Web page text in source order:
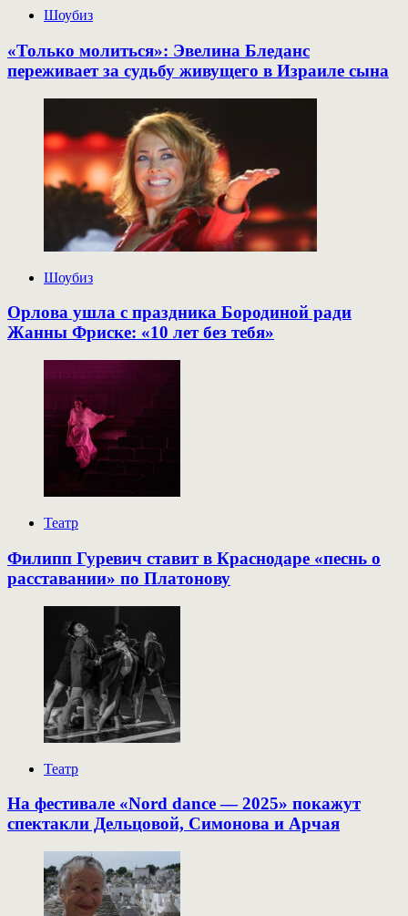
Шоубиз
«Только молиться»: Эвелина Бледанс
переживает за судьбу живущего в Израиле сына
Шоубиз
Орлова ушла с праздника Бородиной ради
Жанны Фриске: «10 лет без тебя»
Театр
Филипп Гуревич ставит в Краснодаре «песнь о
расставании» по Платонову
Театр
На фестивале «Nord dance — 2025» покажут
спектакли Дельцовой, Симонова и Арчая